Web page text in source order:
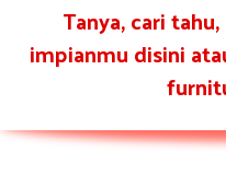
Tanya, cari
impianmu disini